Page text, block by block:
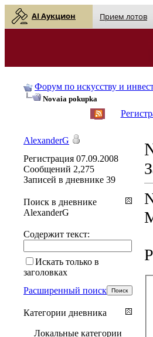
AI Аукцион Прием лотов
Форум по искусству и
Novaia pokupka
AlexanderG
Регистрация 07.09.2008
Сообщений 2,275
Записей в дневнике 39
Поиск в дневнике
AlexanderG
Содержит текст:
Искать только в
заголовках
Расширенный поиск
Категории дневника
Локальные категории